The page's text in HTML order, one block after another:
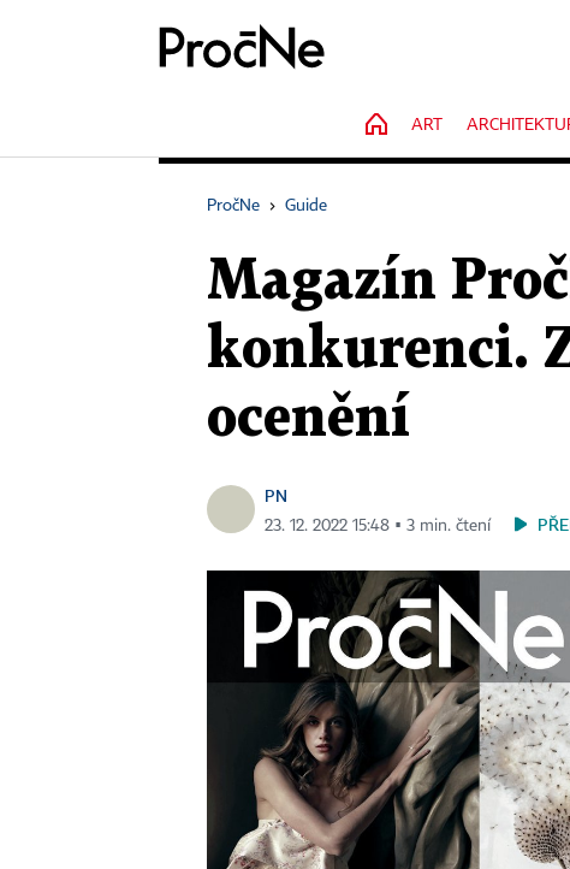
HOME
ART
PročNe › Guide
Magazín
konkurenci.
ocenění
PN
23. 12. 2022 15:48 ▪ 3 min. čtení